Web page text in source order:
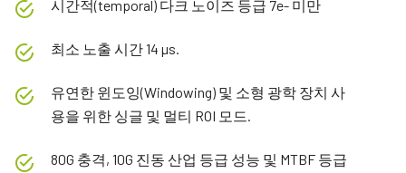
시간적(temporal) 다크 노이즈 등급 7e- 미만
최소 노출 시간 14 µs.
유연한 윈도잉(Windowing) 및 소형 광학 장치 사
용을 위한 싱글 및 멀티 ROI 모드.
80G 충격, 10G 진동 산업 등급 성능 및 MTBF 등급